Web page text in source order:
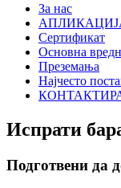
За нас
Сертификат
Основна
Преземања
Најчесто
Испрати
Подготвени да